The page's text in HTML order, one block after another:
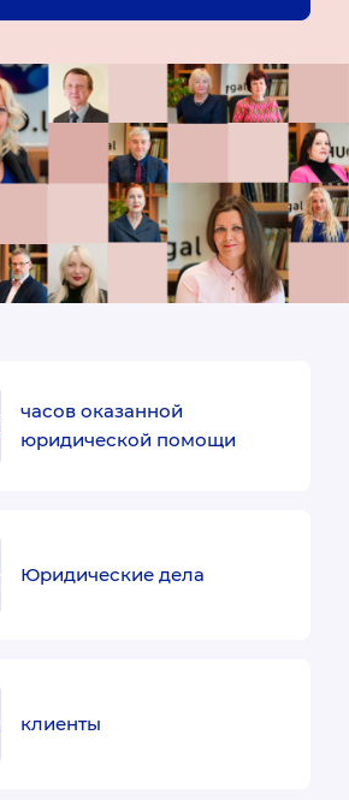
часов оказанной
юридической помощи
Юридические дела
клиенты